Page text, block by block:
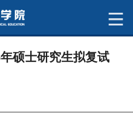
硕士研究生拟复试